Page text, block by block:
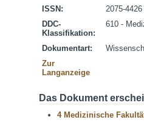
ISSN:
2075-4426
DDC-
Klassifikation:
610 -
Dokumentart:
Zur
Langanzeige
Das Dokument
4 Medizinische